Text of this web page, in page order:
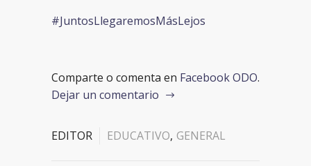
#JuntosLlegaremosMásLejos
Comparte o comenta en Facebook ODO.
Dejar un comentario
EDITOR EDUCATIVO, GENERAL